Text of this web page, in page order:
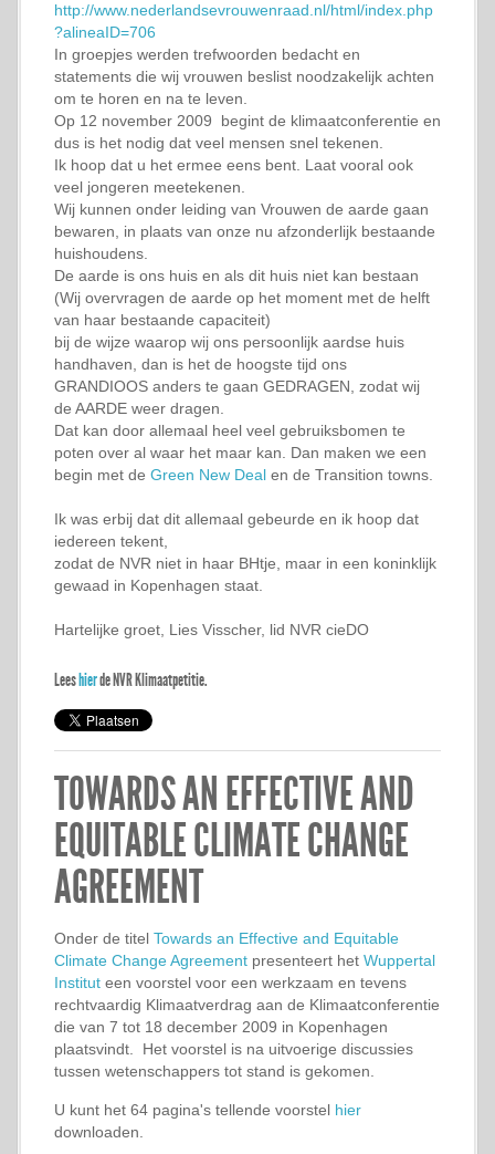
http://www.nederlandsevrouwenraad.nl/html/index.php
?alineaID=706
In groepjes werden trefwoorden bedacht en
statements die wij vrouwen beslist noodzakelijk achten
om te horen en na te leven.
Op 12 november 2009 begint de klimaatconferentie en
dus is het nodig dat veel mensen snel tekenen.
Ik hoop dat u het ermee eens bent. Laat vooral ook
veel jongeren meetekenen.
Wij kunnen onder leiding van Vrouwen de aarde gaan
bewaren, in plaats van onze nu afzonderlijk bestaande
huishoudens.
De aarde is ons huis en als dit huis niet kan bestaan
(Wij overvragen de aarde op het moment met de helft
van haar bestaande capaciteit)
bij de wijze waarop wij ons persoonlijk aardse huis
handhaven, dan is het de hoogste tijd ons
GRANDIOOS anders te gaan GEDRAGEN, zodat wij
de AARDE weer dragen.
Dat kan door allemaal heel veel gebruiksbomen te
poten over al waar het maar kan. Dan maken we een
begin met de Green New Deal en de Transition towns.
Ik was erbij dat dit allemaal gebeurde en ik hoop dat
iedereen tekent,
zodat de NVR niet in haar BHtje, maar in een koninklijk
gewaad in Kopenhagen staat.
Hartelijke groet, Lies Visscher, lid NVR cieDO
Leeshierde NVR Klimaatpetitie.
TOWARDS AN EFFECTIVE AND
EQUITABLE CLIMATE CHANGE
AGREEMENT
Onder de titel Towards an Effective and Equitable
Climate Change Agreement presenteert het Wuppertal
Institut een voorstel voor een werkzaam en tevens
rechtvaardig Klimaatverdrag aan de Klimaatconferentie
die van 7 tot 18 december 2009 in Kopenhagen
plaatsvindt. Het voorstel is na uitvoerige discussies
tussen wetenschappers tot stand is gekomen.
U kunt het 64 pagina's tellende voorstel hier
downloaden.